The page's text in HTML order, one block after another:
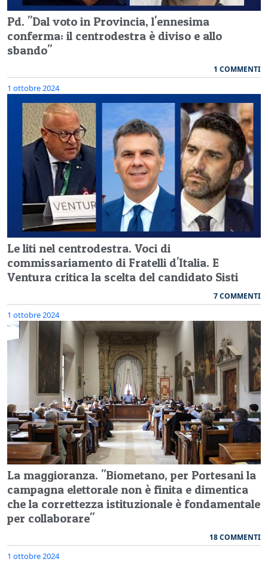
Pd. "Dal voto in Provincia, l'ennesima
conferma: il centrodestra è diviso e allo
sbando"
1 COMMENTI
1 ottobre 2024
Le liti nel centrodestra. Voci di
commissariamento di Fratelli d'Italia. E
Ventura critica la scelta del candidato Sisti
7 COMMENTI
1 ottobre 2024
La maggioranza. "Biometano, per Portesani la
campagna elettorale non è finita e dimentica
che la correttezza istituzionale è fondamentale
per collaborare"
18 COMMENTI
1 ottobre 2024